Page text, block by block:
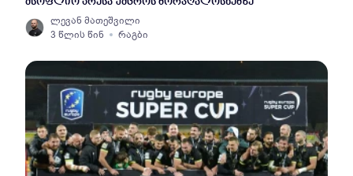
ლევან მათეშვილი
3 წლის წინ
რაგბი